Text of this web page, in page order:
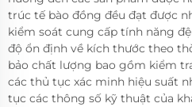
trúc tế bào đồng đều đạt được
kiểm soát cung cấp tính năng
độ ổn định về kích thước theo
bảo chất lượng bao gồm kiểm
các thủ tục xác minh hiệu suất
tục các thông số kỹ thuật của